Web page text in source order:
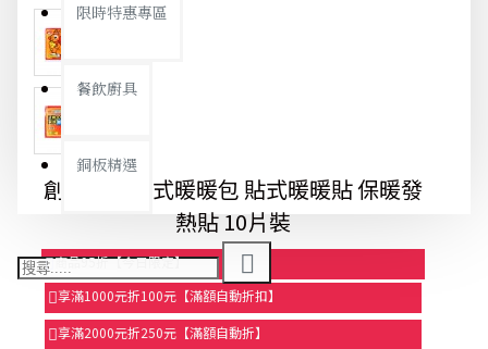
限時特惠專區
餐飲廚具
銅板精選
創意袋鼠貼式暖暖包 貼式暖暖貼 保暖發
熱貼 10片裝
商品95折【今日限定】
享滿1000元折100元【滿額自動折扣】
享滿2000元折250元【滿額自動折】